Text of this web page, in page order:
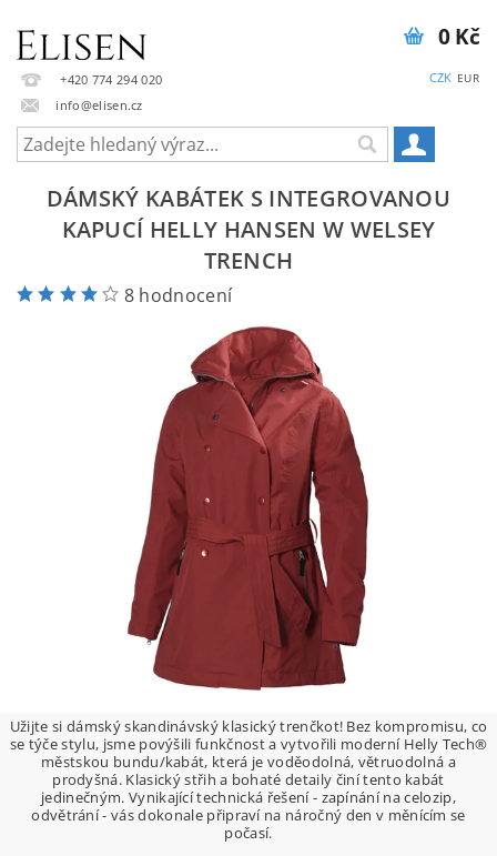
+420 774 294 020
info@elisen.cz
CZK EUR
0 Kč
DÁMSKÝ KABÁTEK S INTEGROVANOU
KAPUCÍ HELLY HANSEN W WELSEY
TRENCH
8 hodnocení
Užijte si dámský skandinávský klasický trenčkot! Bez kompromisu, co
se týče stylu, jsme povýšili funkčnost a vytvořili moderní Helly Tech®
městskou bundu/kabát, která je voděodolná, větruodolná a
prodyšná. Klasický střih a bohaté detaily činí tento kabát
jedinečným. Vynikající technická řešení - zapínání na celozip,
odvětrání - vás dokonale připraví na náročný den v měnícím se
počasí.